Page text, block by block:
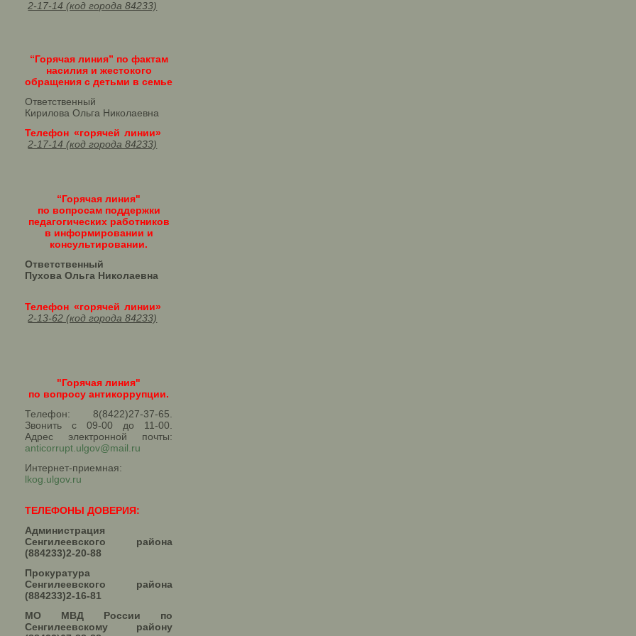
2-17-14 (код города 84233)
“Горячая линия” по фактам
насилия и жестокого
обращения с детьми в семье
Ответственный
Кирилова Ольга Николаевна
Телефон «горячей линии»
2-17-14 (код города 84233)
“Горячая линия"
по вопросам поддержки
педагогических работников
в информировании и
консультировании.
Ответственный
Пухова Ольга Николаевна
Телефон «горячей линии»
2-13-62 (код города 84233)
"Горячая линия"
по вопросу антикоррупции.
Телефон: 8(8422)27-37-65.
Звонить с 09-00 до 11-00.
Адрес электронной почты:
anticorrupt.ulgov@mail.ru
Интернет-приемная:
lkog.ulgov.ru
ТЕЛЕФОНЫ ДОВЕРИЯ:
Администрация
Сенгилеевского района
(884233)2-20-88
Прокуратура
Сенгилеевского района
(884233)2-16-81
МО МВД России по
Сенгилеевскому району